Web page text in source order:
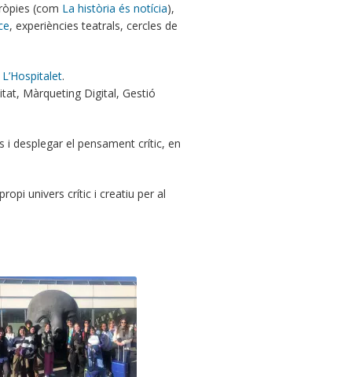
(com La història és notícia),
, experiències teatrals, cercles de
.
Màrqueting Digital, Gestió
i desplegar el pensament crític, en
univers crític i creatiu per al